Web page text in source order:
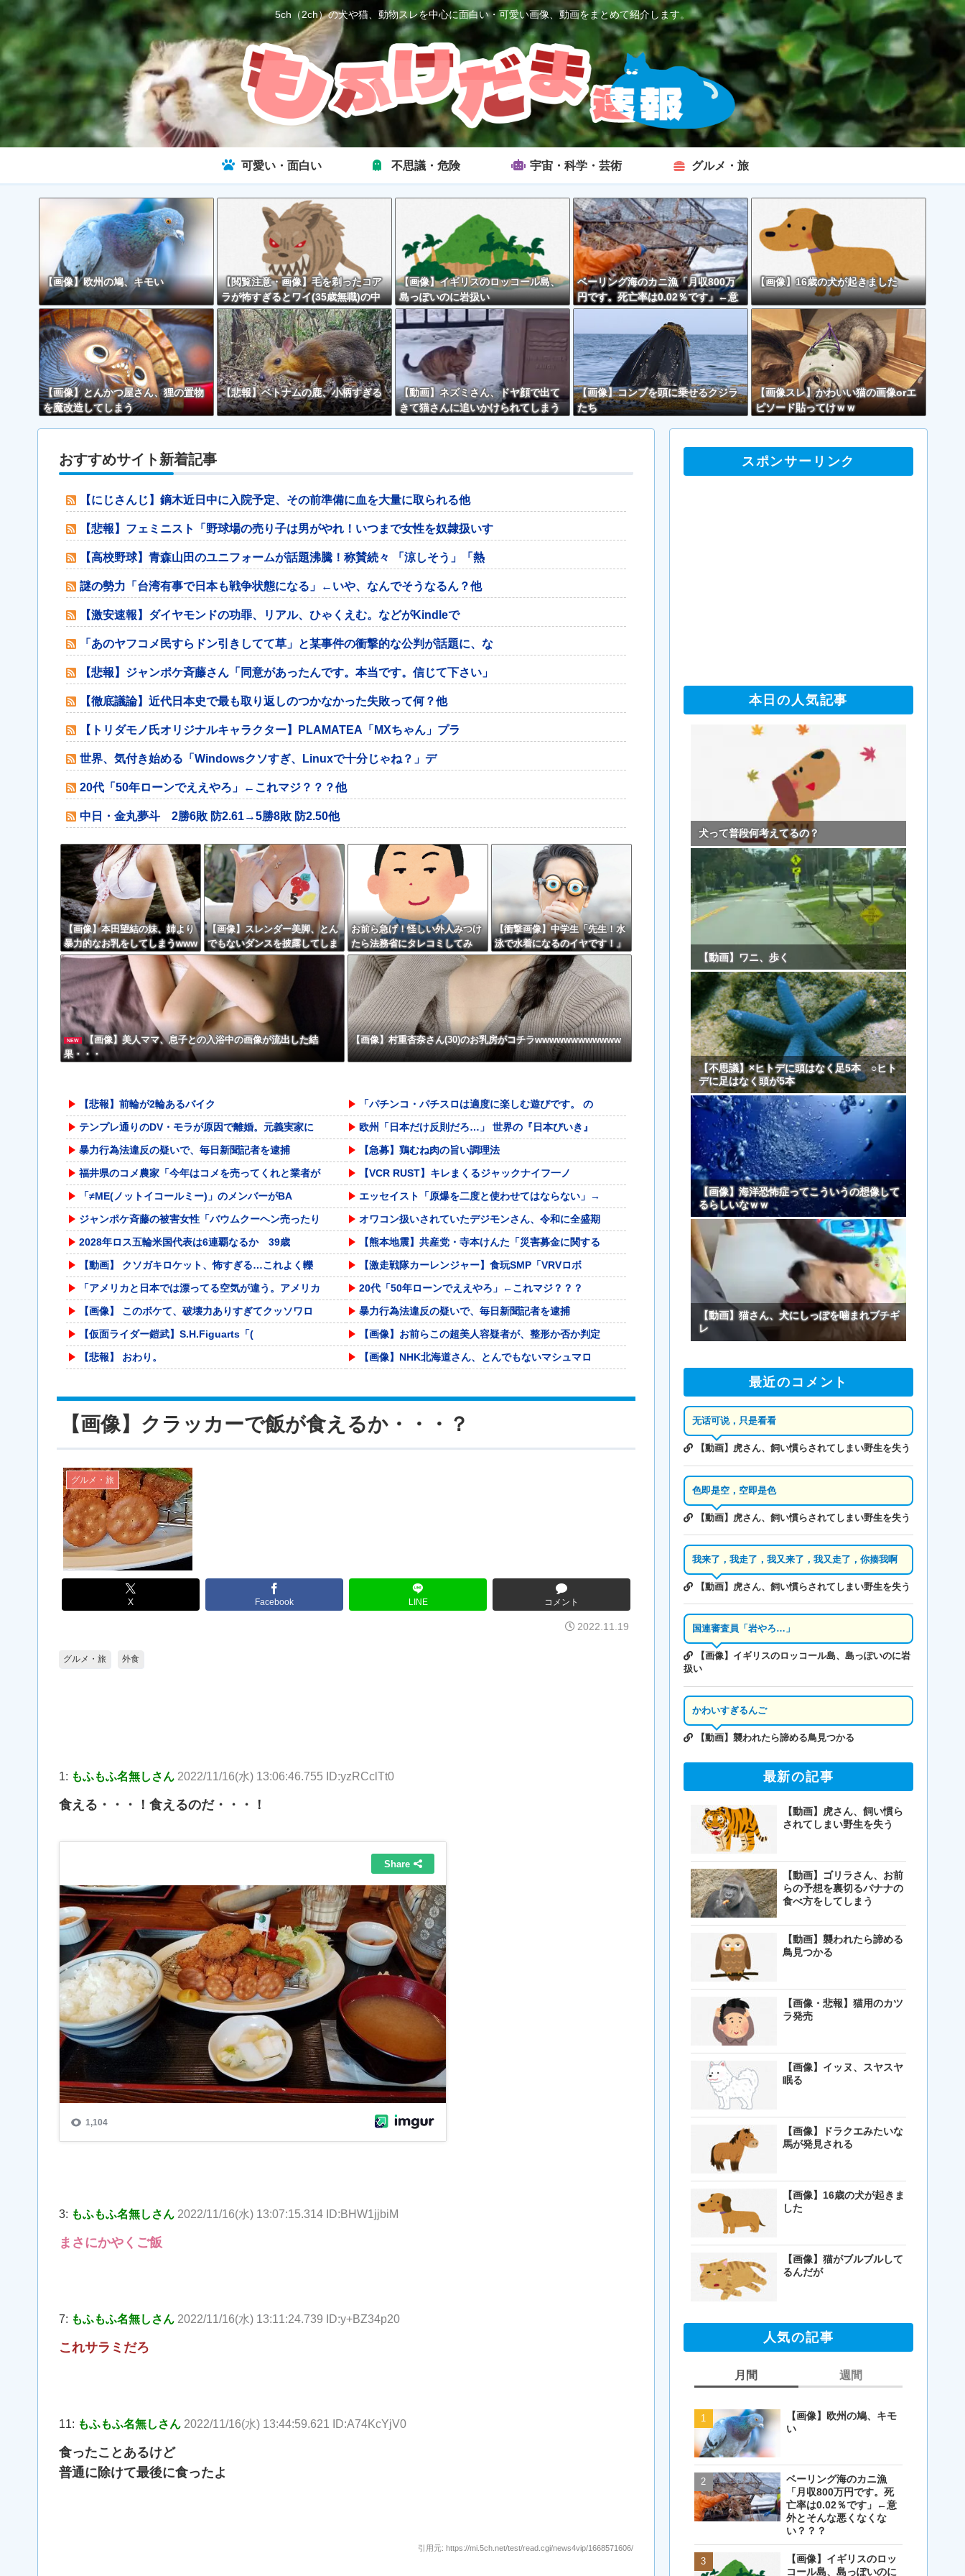
5ch（2ch）の犬や猫、動物スレを中心に面白い・可愛い画像、動画をまとめて紹介します。
可愛い・面白い 不思議・危険 宇宙・科学・芸術 グルメ・旅
【画像】欧州の鳩、キモい
【閲覧注意・画像】毛を剃ったコア
ラが怖すぎるとワイ(35歳無職)の中
で話題に
【画像】イギリスのロッコール島、
島っぽいのに岩扱い
ベーリング海のカニ漁「月収800万
円です。死亡率は0.02％です」←意
外とそんな悪くなくない？？？
【画像】16歳の犬が起きました
【画像】とんかつ屋さん、狸の置物
を魔改造してしまう
【悲報】ベトナムの鹿、小柄すぎる
【動画】ネズミさん、ドヤ顔で出て
きて猫さんに追いかけられてしまう
【画像】コンブを頭に乗せるクジラ
たち
【画像スレ】かわいい猫の画像orエ
ピソード貼ってけｗｗ
おすすめサイト新着記事
【にじさんじ】鏑木近日中に入院予定、その前準備に血を大量に取られる他
【悲報】フェミニスト「野球場の売り子は男がやれ！いつまで女性を奴隷扱いす
【高校野球】青森山田のユニフォームが話題沸騰！称賛続々 「涼しそう」「熱
謎の勢力「台湾有事で日本も戦争状態になる」←いや、なんでそうなるん？他
【激安速報】ダイヤモンドの功罪、リアル、ひゃくえむ。などがKindleで
「あのヤフコメ民すらドン引きしてて草」と某事件の衝撃的な公判が話題に、な
【悲報】ジャンポケ斉藤さん「同意があったんです。本当です。信じて下さい」
【徹底議論】近代日本史で最も取り返しのつかなかった失敗って何？他
【トリダモノ氏オリジナルキャラクター】PLAMATEA「MXちゃん」プラ
世界、気付き始める「Windowsクソすぎ、Linuxで十分じゃね？」デ
20代「50年ローンでええやろ」←これマジ？？？他
中日・金丸夢斗 2勝6敗 防2.61→5勝8敗 防2.50他
【画像】本田望結の妹、姉より
暴力的なお乳をしてしまうwww
www
【画像】スレンダー美脚、とん
でもないダンスを披露してしま
うwwwwwwwww
お前ら急げ！怪しい外人みつけ
たら法務省にタレコミしてみ
ろ！意外と仕事するぞ？
【衝撃画像】中学生「先生！水
泳で水着になるのイヤです！」
先生「分かった」→結果まさか
の『こう』なってしまうw w w
w w w w
NEW
【画像】美人ママ、息子との入浴中の画像が流出した結
果・・・
【画像】村重杏奈さん(30)のお乳房がコチラwwwwwwwwwwww
【悲報】前輪が2輪あるバイク
「パチンコ・パチスロは適度に楽しむ遊びです。 の
テンプレ通りのDV・モラが原因で離婚。元義実家に
欧州「日本だけ反則だろ…」 世界の『日本びいき』
暴力行為法違反の疑いで、毎日新聞記者を逮捕
【急募】鶏むね肉の旨い調理法
福井県のコメ農家「今年はコメを売ってくれと業者が
【VCR RUST】キレまくるジャックナイフ一ノ
「≠ME(ノットイコールミー)」のメンバーがBA
エッセイスト「原爆を二度と使わせてはならない」→
ジャンポケ斉藤の被害女性「バウムクーヘン売ったり
オワコン扱いされていたデジモンさん、令和に全盛期
2028年ロス五輪米国代表は6連覇なるか 39歳
【熊本地震】共産党・寺本けんた「災害募金に関する
【動画】 クソガキロケット、怖すぎる…これよく轢
【激走戦隊カーレンジャー】食玩SMP「VRVロボ
「アメリカと日本では漂ってる空気が違う。アメリカ
20代「50年ローンでええやろ」←これマジ？？？
【画像】 このボケて、破壊力ありすぎてクッソワロ
暴力行為法違反の疑いで、毎日新聞記者を逮捕
【仮面ライダー鎧武】S.H.Figuarts「(
【画像】お前らこの超美人容疑者が、整形か否か判定
【悲報】 おわり。
【画像】NHK北海道さん、とんでもないマシュマロ
【速報】れいわ新選組さん「いのちの党」に改名ｗｗ
白峰ミウ 中田氏 「僕のことなんて好きになるはず
甲子園出場校 猛暑と資金難に苦しむ | 高
【悲報】外国人の医療費未払いが多すぎたので病院が
【動画】サッカーの試合中の落雷で選手1人が死亡、
【動画】熊本地震発生時の手術室の様子が公開される
【朗報】Switch2版『FF14』ロードが長く
被災地・熊本、泥酔者の通報が止まらず県警が異例の
【画像】 「マスク美人さん、また我々を欺く」←海
【画像】 「ビールと水を交互に飲まないと倒れるグ
参政党・神谷代表、高市政権の食料品減税を「天下の
【草】アル中「水飲みたくない！」 グラス「はい転
【画像】クラッカーで飯が食えるか・・・？
グルメ・旅
X Facebook LINE コメント
2022.11.19
グルメ・旅 外食
1: もふもふ名無しさん 2022/11/16(水) 13:06:46.755 ID:yzRCclTt0
食える・・・！食えるのだ・・・！
3: もふもふ名無しさん 2022/11/16(水) 13:07:15.314 ID:BHW1jjbiM
まさにかやくご飯
7: もふもふ名無しさん 2022/11/16(水) 13:11:24.739 ID:y+BZ34p20
これサラミだろ
11: もふもふ名無しさん 2022/11/16(水) 13:44:59.621 ID:A74KcYjV0
食ったことあるけど
普通に除けて最後に食ったよ
引用元: https://mi.5ch.net/test/read.cgi/news4vip/1668571606/
スポンサーリンク
本日の人気記事
犬って普段何考えてるの？
【動画】ワニ、歩く
【不思議】×ヒトデに頭はなく足5本 ○ヒト
デに足はなく頭が5本
【画像】海洋恐怖症ってこういうの想像して
るらしいなｗｗ
【動画】猫さん、犬にしっぽを噛まれブチギ
レ
最近のコメント
无话可说，只是看看
【動画】虎さん、飼い慣らされてしまい野生を失う
色即是空，空即是色
【動画】虎さん、飼い慣らされてしまい野生を失う
我来了，我走了，我又来了，我又走了，你揍我啊
【動画】虎さん、飼い慣らされてしまい野生を失う
国連審査員「岩やろ…」
【画像】イギリスのロッコール島、島っぽいのに岩
扱い
かわいすぎるんご
【動画】襲われたら諦める鳥見つかる
最新の記事
【動画】虎さん、飼い慣ら
されてしまい野生を失う
【動画】ゴリラさん、お前
らの予想を裏切るバナナの
食べ方をしてしまう
【動画】襲われたら諦める
鳥見つかる
【画像・悲報】猫用のカツ
ラ発売
【画像】イッヌ、スヤスヤ
眠る
【画像】ドラクエみたいな
馬が発見される
【画像】16歳の犬が起きま
した
【画像】猫がブルブルして
るんだが
人気の記事
月間
【画像】欧州の鳩、キモ
い
ベーリング海のカニ漁
「月収800万円です。死
亡率は0.02％です」←意
外とそんな悪くなくな
い？？？
【画像】イギリスのロッ
コール島、島っぽいのに
週間
【画像】欧州の鳩、キモ
【閲覧注意・画像】毛を
剃ったコアラが怖すぎる
とワイ(35歳無職)の中で
話題に
【画像】イギリスのロッ
コール島、島っぽいのに
岩扱い